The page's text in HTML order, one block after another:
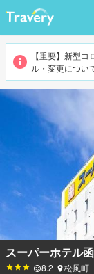
【重要】新型
ル・変更につい
スーパーホテル
8.2 松風町